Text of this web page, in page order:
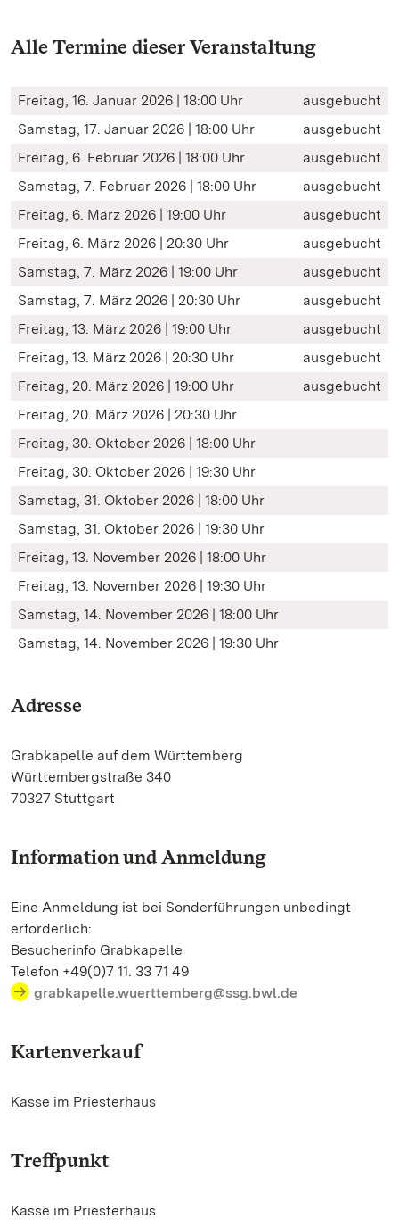
Alle Termine dieser Veranstaltung
Freitag, 16. Januar 2026 | 18:00 Uhr
ausgebucht
Samstag, 17. Januar 2026 | 18:00 Uhr
ausgebucht
Freitag, 6. Februar 2026 | 18:00 Uhr
ausgebucht
Samstag, 7. Februar 2026 | 18:00 Uhr
ausgebucht
Freitag, 6. März 2026 | 19:00 Uhr
ausgebucht
Freitag, 6. März 2026 | 20:30 Uhr
ausgebucht
Samstag, 7. März 2026 | 19:00 Uhr
ausgebucht
Samstag, 7. März 2026 | 20:30 Uhr
ausgebucht
Freitag, 13. März 2026 | 19:00 Uhr
ausgebucht
Freitag, 13. März 2026 | 20:30 Uhr
ausgebucht
Freitag, 20. März 2026 | 19:00 Uhr
ausgebucht
Freitag, 20. März 2026 | 20:30 Uhr
Freitag, 30. Oktober 2026 | 18:00 Uhr
Freitag, 30. Oktober 2026 | 19:30 Uhr
Samstag, 31. Oktober 2026 | 18:00 Uhr
Samstag, 31. Oktober 2026 | 19:30 Uhr
Freitag, 13. November 2026 | 18:00 Uhr
Freitag, 13. November 2026 | 19:30 Uhr
Samstag, 14. November 2026 | 18:00 Uhr
Samstag, 14. November 2026 | 19:30 Uhr
Adresse
Grabkapelle auf dem Württemberg
Württembergstraße 340
70327 Stuttgart
Information und Anmeldung
Eine Anmeldung ist bei Sonderführungen unbedingt
erforderlich:
Besucherinfo Grabkapelle
Telefon +49(0)7 11. 33 71 49
grabkapelle.wuerttemberg@ssg.bwl.de
Kartenverkauf
Kasse im Priesterhaus
Treffpunkt
Kasse im Priesterhaus